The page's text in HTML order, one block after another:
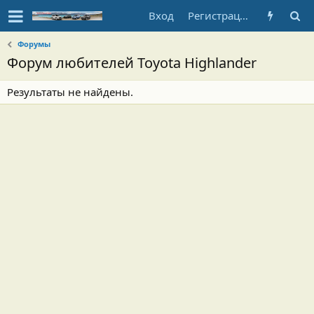
Вход Регистрация
Форумы
Форум любителей Toyota Highlander
Результаты не найдены.